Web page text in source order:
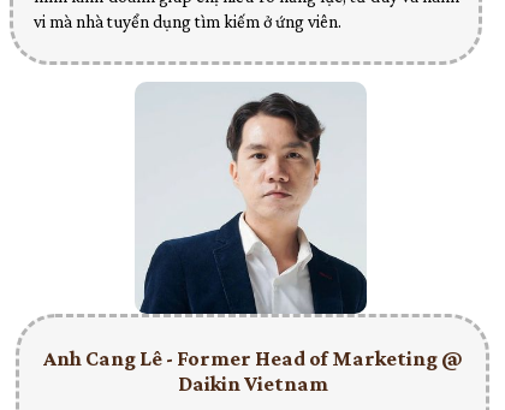
vi mà nhà tuyển dụng tìm kiếm ở ứng viên.
Anh Cang Lê - Former Head of Marketing @
Daikin Vietnam